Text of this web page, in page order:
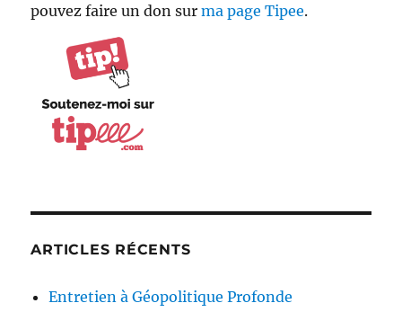
pouvez faire un don surma page Tipee.
ARTICLES RÉCENTS
Entretien à Géopolitique Profonde